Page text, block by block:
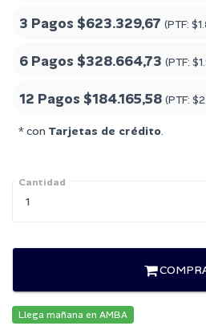
3 Pagos $623.329,67 (PTF:
6 Pagos $328.664,73 (PTF:
12 Pagos $184.165,58 (PTF:
* con Tarjetas de crédito.
Cantidad
Llega mañana en AMBA